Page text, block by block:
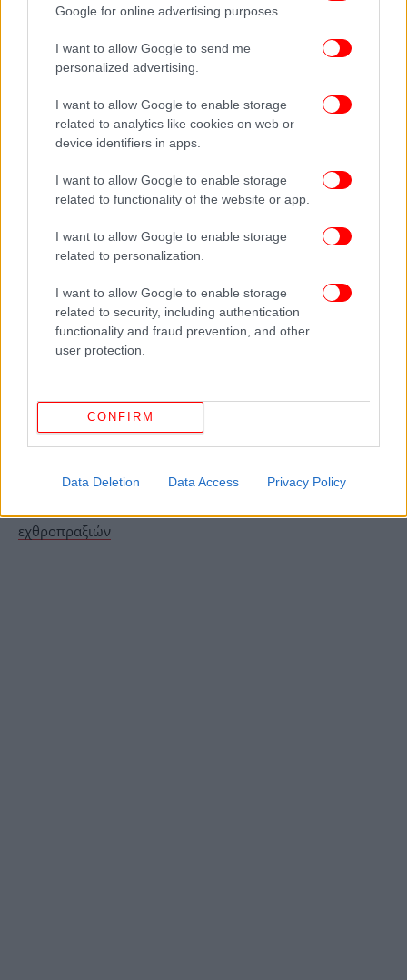
Google for online advertising purposes.
I want to allow Google to send me
personalized advertising.
I want to allow Google to enable storage
related to analytics like cookies on web or
device identifiers in apps.
I want to allow Google to enable storage
related to functionality of the website or app.
I want to allow Google to enable storage
related to personalization.
I want to allow Google to enable storage
related to security, including authentication
functionality and fraud prevention, and other
user protection.
CONFIRM
Data Deletion Data Access Privacy Policy
δήλωσε: «Η παγκόσμια οικονομία βρίσκεται σε μια
ιδιαίτερα ευμετάβλητη κατάσταση. Ανθεκτικές
αλυσίδες αξίας που αντέχουν στις διακυμάνσεις
των αγορών προσφέρουν πολύτιμη ασφάλεια στους
εργαζόμενους και την οικονομία. Η Coca-Cola στην
στηρίζει εισοδήματα και θέσεις εργασίας στους
περισσότερους βασικούς τομείς της οικονομίας,
από τη γεωργία και τη μεταποίηση μέχρι το
εμπόριο και την εστίαση. Αποτελεί ένα παράδειγμα
μελετάται και να αναδεικνύεται».
ΟΛΕΣ ΟΙ ΕΙΔΗΣΕΙΣ
Βρέθηκε το χαμένο πλοίο του Κάπτεν Κουκ μετά από
WSJ: Το Ιράν στέλνει επειγόντως μηνύματα σε Ισραήλ
εχθροπραξιών